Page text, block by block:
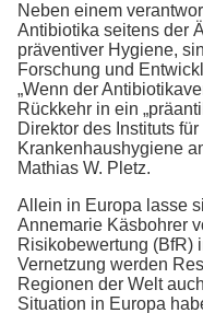
Neben einem
Antibiotika seitens der
präventiver Hygiene,
Forschung und
„Wenn der
Rückkehr in ein
Direktor des Instituts
Krankenhaushygiene
Mathias W. Pletz.
Allein in Europa lasse
Annemarie Käsbohrer
Risikobewertung (BfR)
Vernetzung werden
Regionen der Welt
Situation in Europa